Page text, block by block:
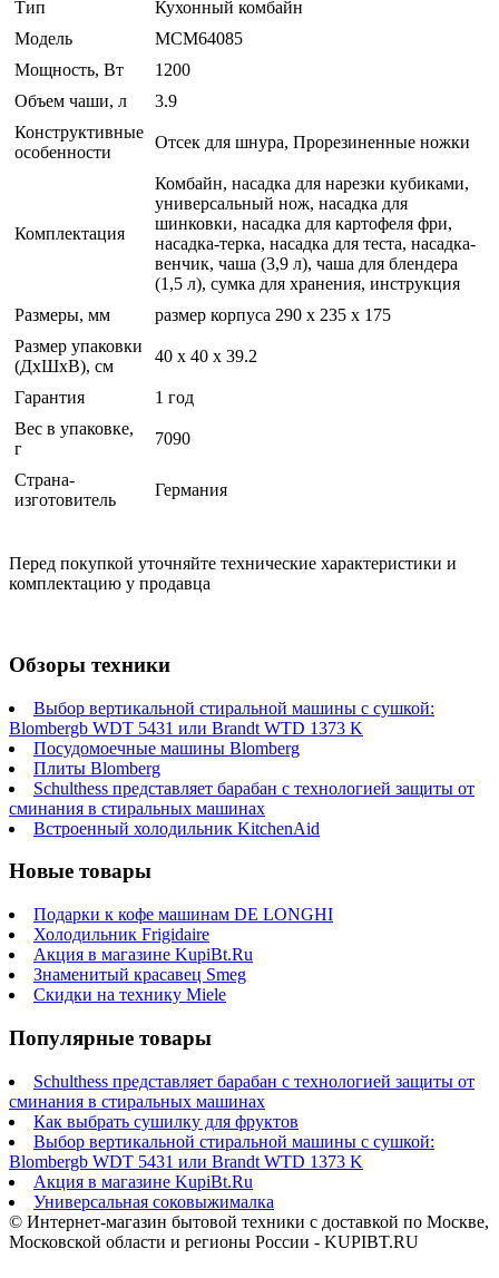
Тип
Кухонный комбайн
Модель
MCM64085
Мощность, Вт
1200
Объем чаши, л
3.9
Конструктивные
особенности
Отсек для шнура, Прорезиненные ножки
Комплектация
Комбайн, насадка для нарезки кубиками,
универсальный нож, насадка для
шинковки, насадка для картофеля фри,
насадка-терка, насадка для теста, насадка-
венчик, чаша (3,9 л), чаша для блендера
(1,5 л), сумка для хранения, инструкция
Размеры, мм
размер корпуса 290 х 235 х 175
Размер упаковки
(ДхШхВ), см
40 x 40 x 39.2
Гарантия
1 год
Вес в упаковке,
г
7090
Страна-
изготовитель
Германия
Перед покупкой уточняйте технические характеристики и
комплектацию у продавца
Обзоры техники
Выбор вертикальной стиральной машины с сушкой:
Blombergb WDT 5431 или Brandt WTD 1373 K
Посудомоечные машины Blomberg
Плиты Blomberg
Schulthess представляет барабан с технологией защиты от
сминания в стиральных машинах
Встроенный холодильник KitchenAid
Новые товары
Подарки к кофе машинам DE LONGHI
Холодильник Frigidaire
Акция в магазине KupiBt.Ru
Знаменитый красавец Smeg
Скидки на технику Miele
Популярные товары
Schulthess представляет барабан с технологией защиты от
сминания в стиральных машинах
Как выбрать сушилку для фруктов
Выбор вертикальной стиральной машины с сушкой:
Blombergb WDT 5431 или Brandt WTD 1373 K
Акция в магазине KupiBt.Ru
Универсальная соковыжималка
© Интернет-магазин бытовой техники с доставкой по Москве,
Московской области и регионы России - KUPIBT.RU